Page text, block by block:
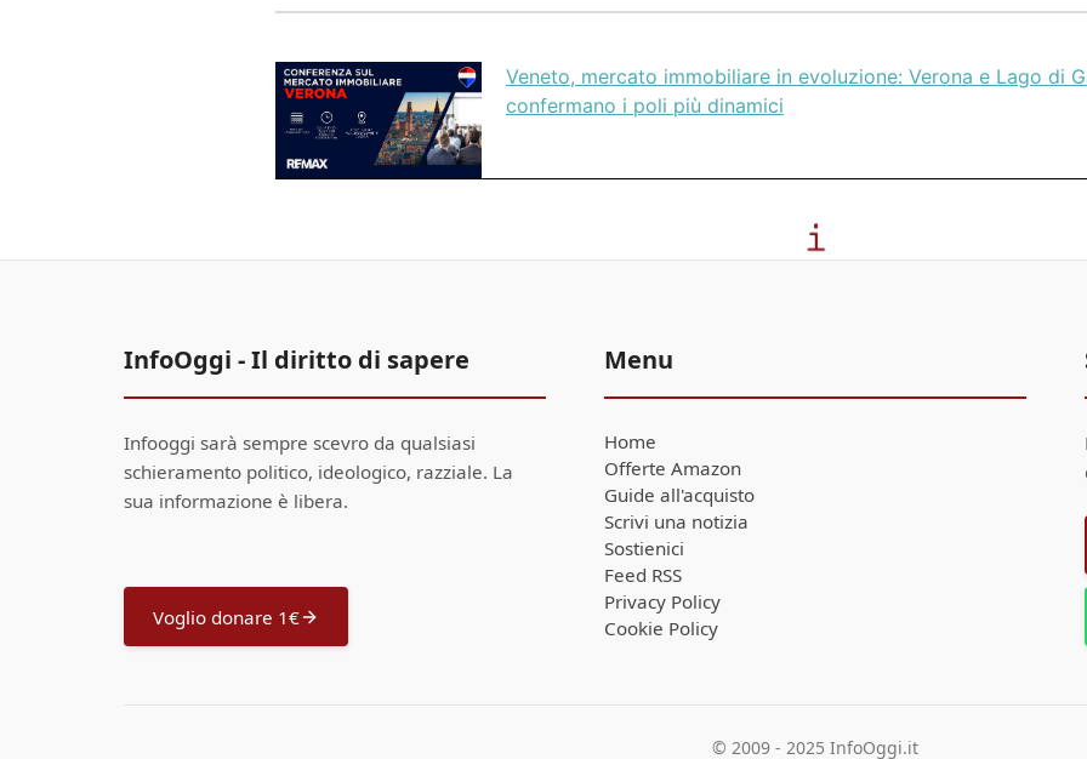
Veneto, mercato immobiliare in evoluzione: Verona e Lago di
confermano i poli più dinamici
InfoOggi - Il diritto di sapere
Infooggi sarà sempre scevro da qualsiasi
schieramento politico, ideologico, razziale. La
sua informazione è libera.
Voglio donare 1€
Menu
Home
Offerte Amazon
Guide all'acquisto
Scrivi una notizia
Sostienici
Feed RSS
Privacy Policy
Cookie Policy
© 2009 - 2025 InfoOggi.it